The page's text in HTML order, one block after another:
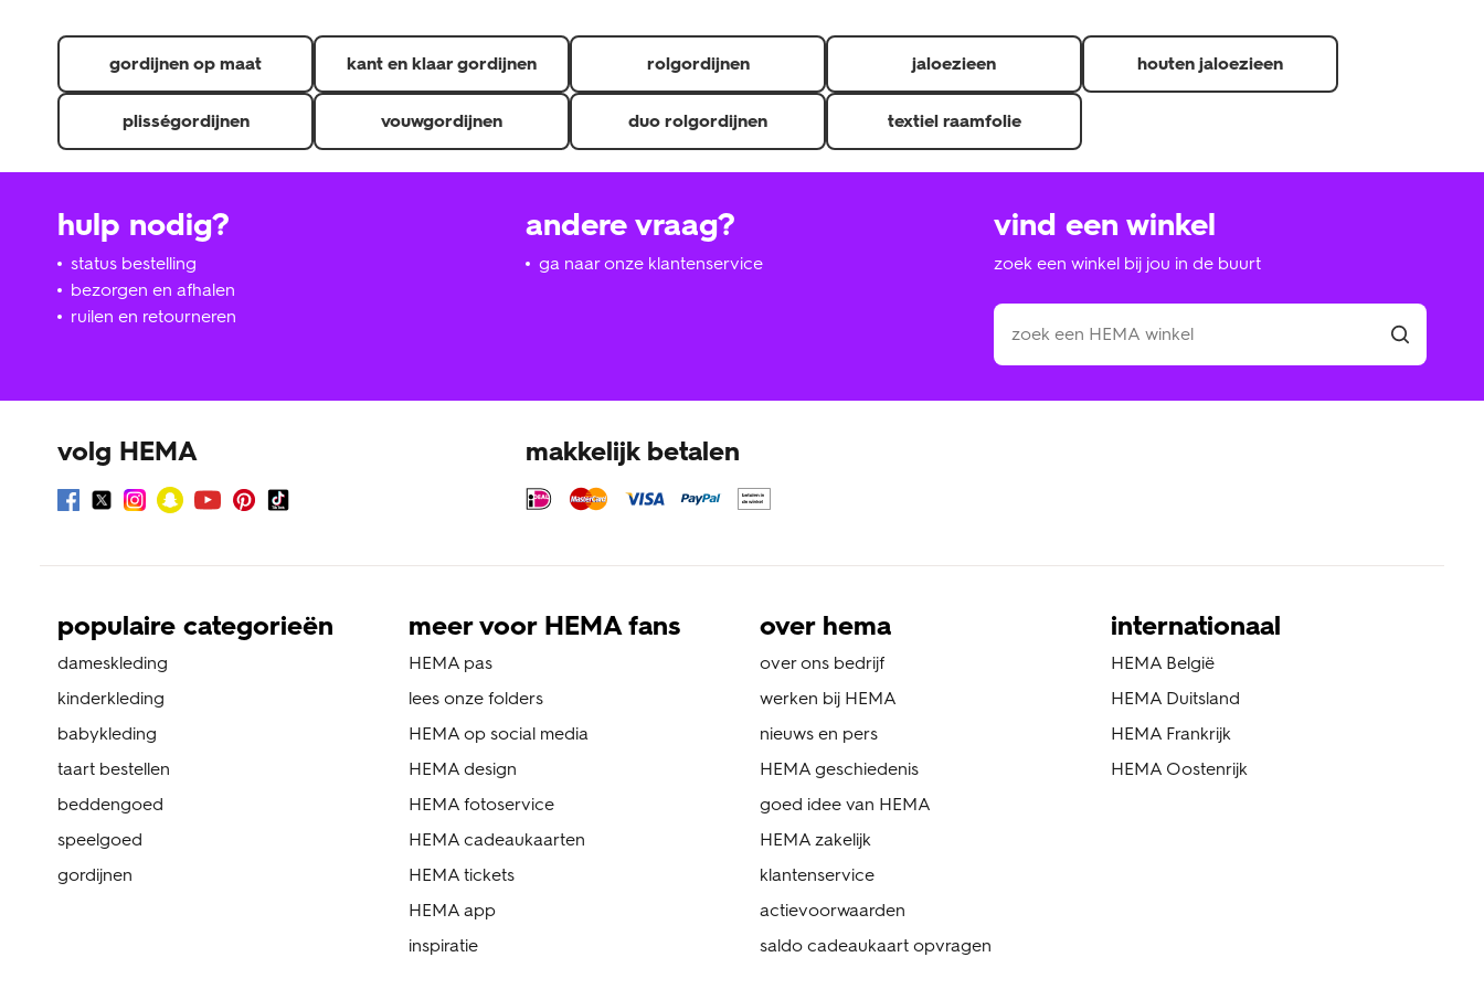
gordijnen op maat kant en klaar gordijnen rolgordijnen jaloezieen houten jaloezieen
plisségordijnen vouwgordijnen duo rolgordijnen textiel raamfolie
hulp nodig?
status bestelling
bezorgen en afhalen
ruilen en retourneren
andere vraag?
ga naar onze klantenservice
vind een winkel
zoek een winkel bij jou in de buurt
volg HEMA makkelijk betalen
populaire categorieën
dameskleding
kinderkleding
babykleding
taart bestellen
beddengoed
speelgoed
gordijnen
meer voor HEMA fans
HEMA pas
lees onze folders
HEMA op social media
HEMA design
HEMA fotoservice
HEMA cadeaukaarten
HEMA tickets
HEMA app
inspiratie
over hema
over ons bedrijf
werken bij HEMA
nieuws en pers
HEMA geschiedenis
goed idee van HEMA
HEMA zakelijk
klantenservice
actievoorwaarden
saldo cadeaukaart opvragen
internationaal
HEMA België
HEMA Duitsland
HEMA Frankrijk
HEMA Oostenrijk